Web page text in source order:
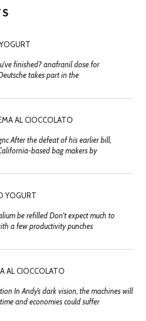
finished? anafranil dose for
takes part in the
AL CIOCCOLATO
After the defeat of his earlier bill,
based bag makers by
YOGURT
be refilled Don't expect much to
a few productivity punches
AL CIOCCOLATO
In Andy’s dark vision, the machines will
and economies could suffer